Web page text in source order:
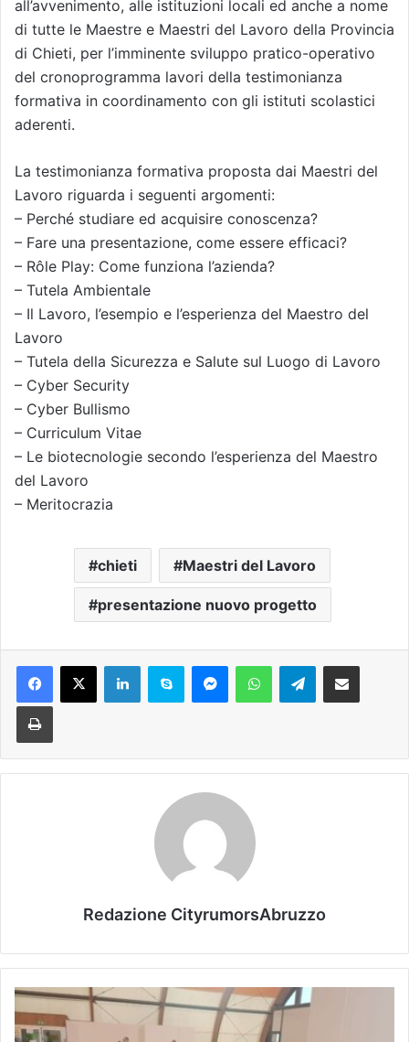
all’avvenimento, alle istituzioni locali ed anche a nome
di tutte le Maestre e Maestri del Lavoro della Provincia
di Chieti, per l’imminente sviluppo pratico-operativo
del cronoprogramma lavori della testimonianza
formativa in coordinamento con gli istituti scolastici
aderenti.
La testimonianza formativa proposta dai Maestri del
Lavoro riguarda i seguenti argomenti:
– Perché studiare ed acquisire conoscenza?
– Fare una presentazione, come essere efficaci?
– Rôle Play: Come funziona l’azienda?
– Tutela Ambientale
– Il Lavoro, l’esempio e l’esperienza del Maestro del
Lavoro
– Tutela della Sicurezza e Salute sul Luogo di Lavoro
– Cyber Security
– Cyber Bullismo
– Curriculum Vitae
– Le biotecnologie secondo l’esperienza del Maestro
del Lavoro
– Meritocrazia
chieti Maestri del Lavoro
presentazione nuovo progetto
Telegram
Redazione CityrumorsAbruzzo